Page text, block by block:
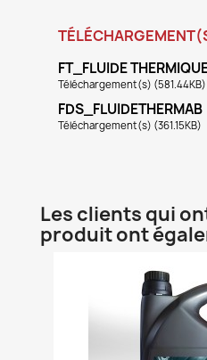
FT_FLUIDE
Téléchargement(s) (581.44KB)
FDS_FLUIDETHERMAB
Téléchargement(s) (361.15KB)
Les clients qui
produit ont